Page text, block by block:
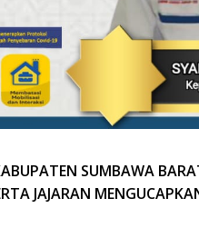
SUMBAWA
JAJARAN